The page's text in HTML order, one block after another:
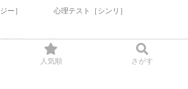
人気順 さがす
ー］
心理テスト［シンリ］
rights reserved.